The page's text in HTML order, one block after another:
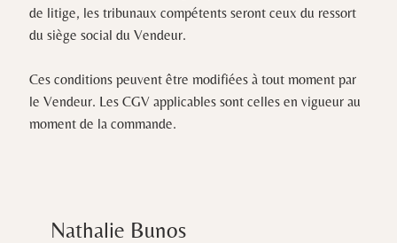
de litige, les tribunaux compétents seront ceux du ressort
du siège social du Vendeur.
Ces conditions peuvent être modifiées à tout moment par
le Vendeur. Les CGV applicables sont celles en vigueur au
moment de la commande.
Nathalie Bunos